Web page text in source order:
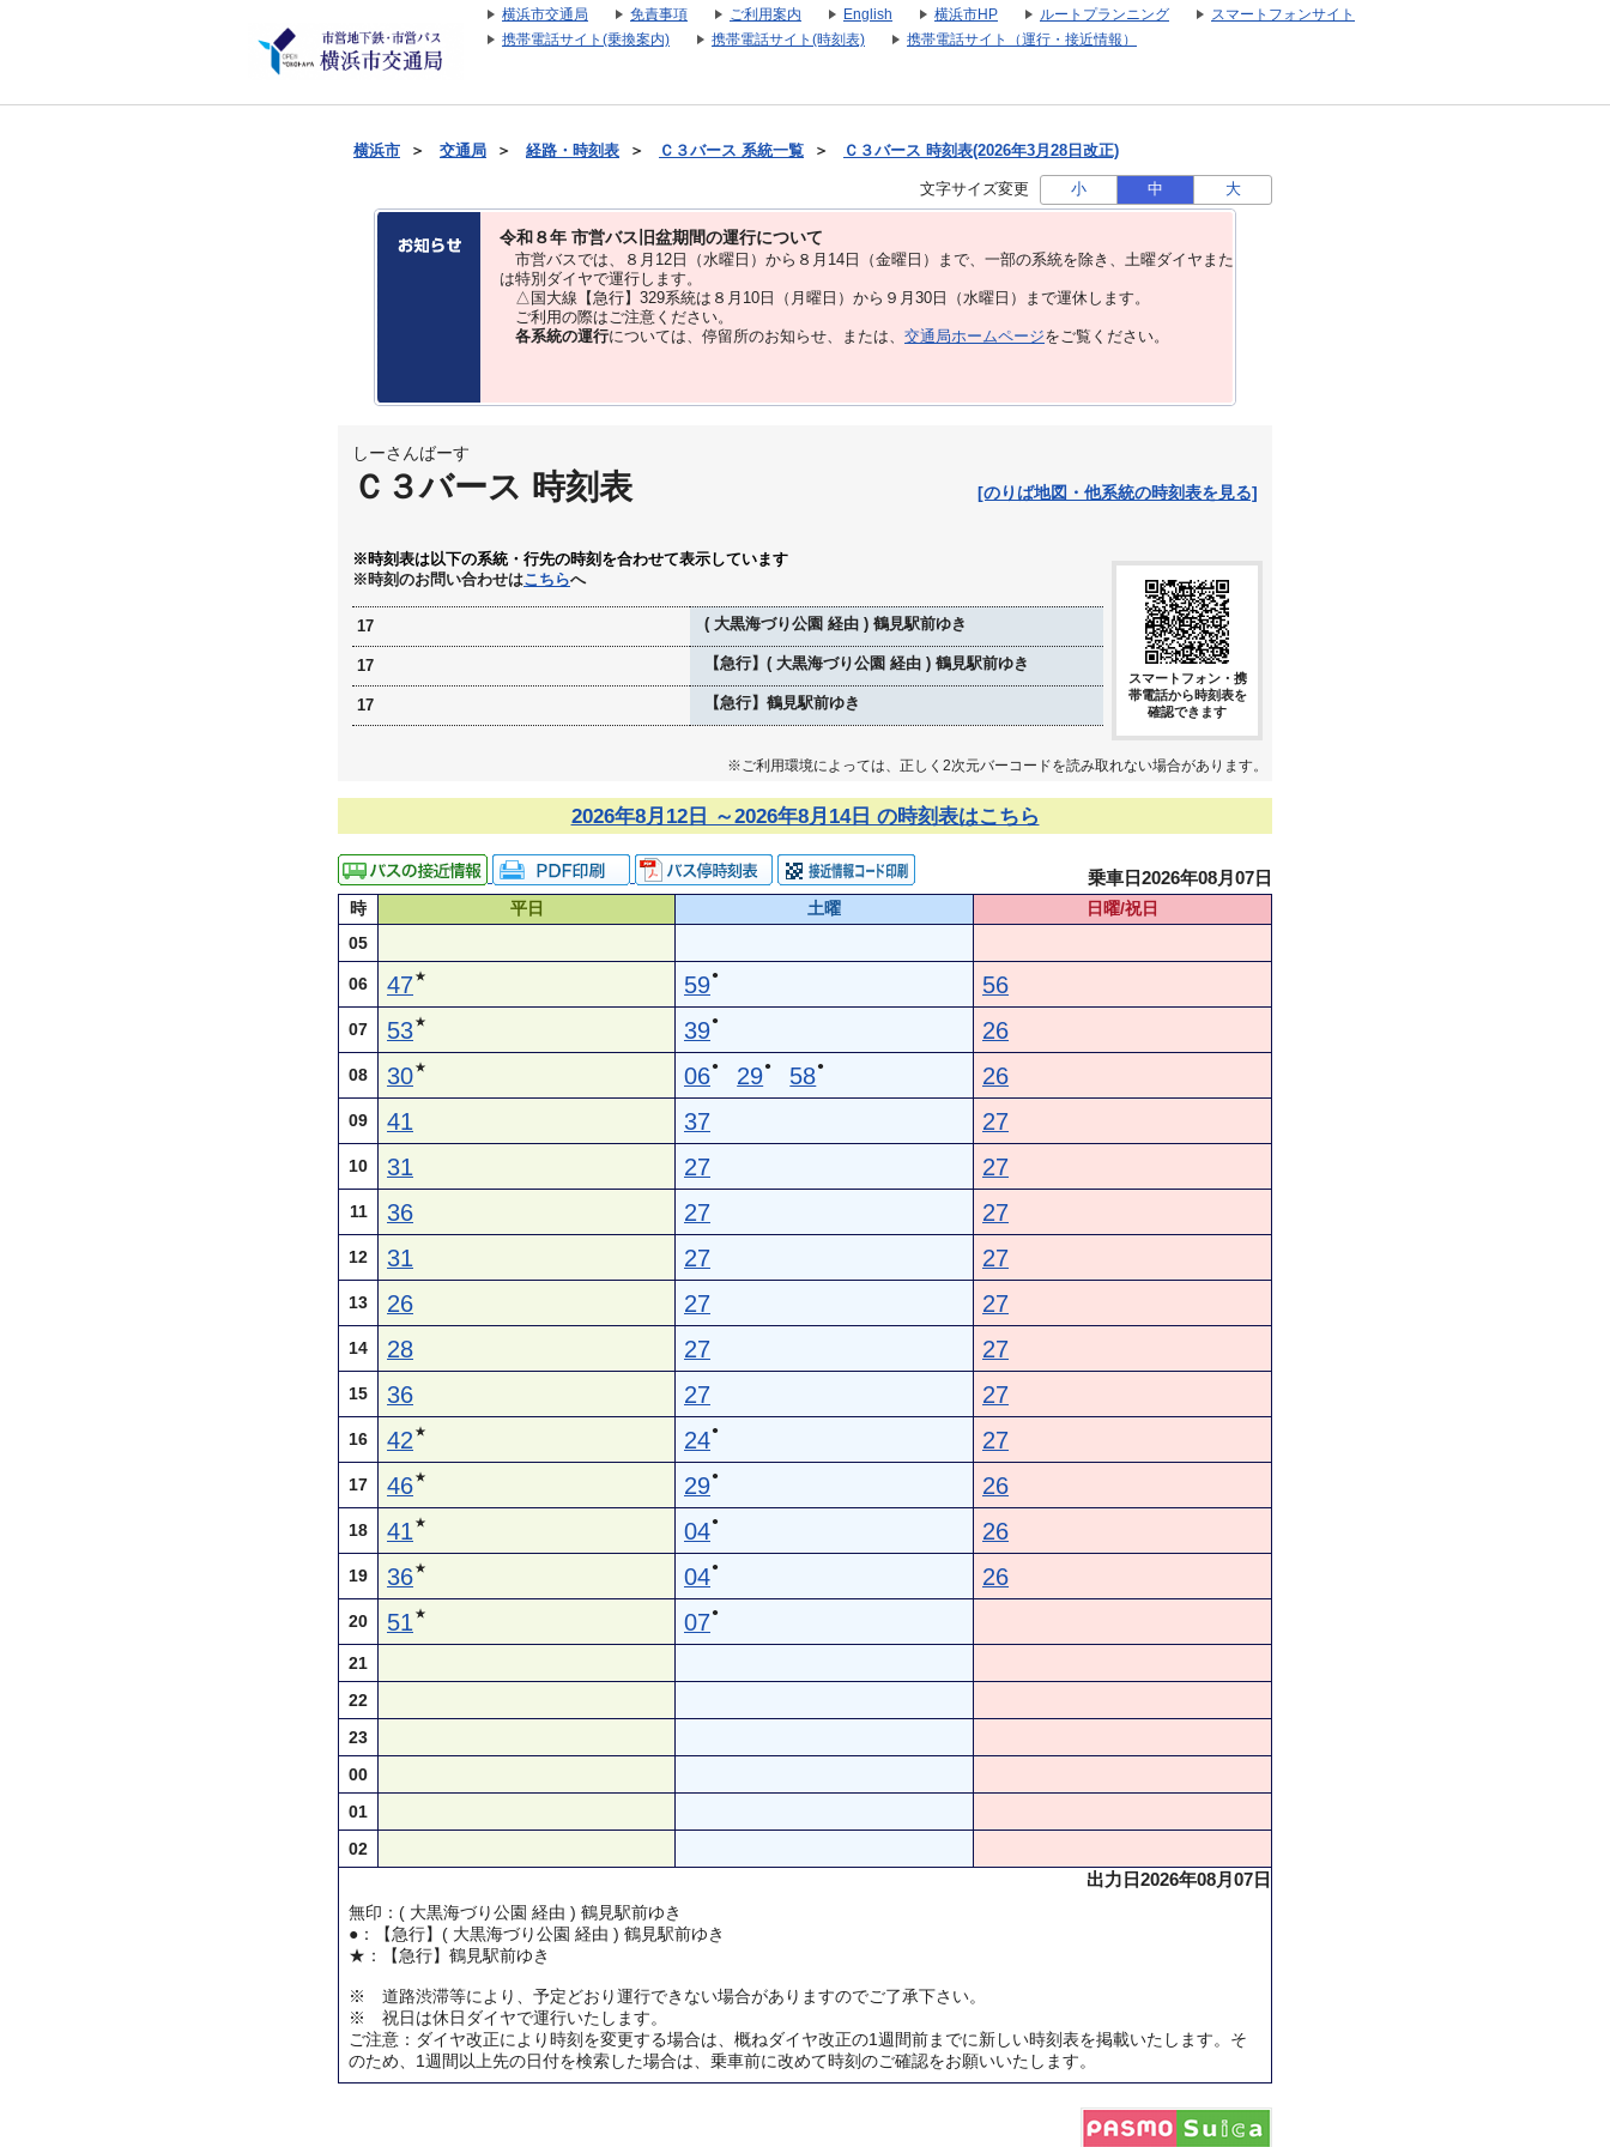
横浜市交通局 免責事項 ご利用案内 English 横浜市HP ルートプランニング
スマートフォンサイト
携帯電話サイト(乗換案内)
携帯電話サイト(時刻表) 携帯電話サイト（運行・接近情報）
横浜市 ＞ 交通局 ＞ 経路・時刻表 ＞ Ｃ３バース 系統一覧 ＞ Ｃ３バース 時刻表(2026年3月28日改正)
文字サイズ変更 小 中 大
令和８年 市営バス旧盆期間の運行について
市営バスでは、８⽉12⽇（水曜日）から８⽉14⽇（金曜日）まで、⼀部の系統を除き、⼟曜ダイヤまた
は特別ダイヤで運⾏します。
△国大線【急行】329系統は８月10日（月曜日）から９月30日（水曜日）まで運休します。
ご利用の際はご注意ください。
各系統の運行については、停留所のお知らせ、または、 交通局ホームページをご覧ください。
しーさんばーす
Ｃ３バース 時刻表 [のりば地図・他系統の時刻表を見る]
※時刻表は以下の系統・行先の時刻を合わせて表示しています
※時刻のお問い合わせはこちらへ
17 ( 大黒海づり公園 経由 ) 鶴見駅前ゆき
17 【急行】( 大黒海づり公園 経由 ) 鶴見駅前ゆき
17 【急行】鶴見駅前ゆき
スマートフォン・携
帯電話から時刻表を
確認できます
※ご利用環境によっては、正しく2次元バーコードを読み取れない場合があります。
2026年8月12日 ～2026年8月14日 の時刻表はこちら
乗車日2026年08月07日
時 平日 土曜
日曜/祝日
05
06 47★ 59● 56
07 53★ 39● 26
08 30★ 06● 29● 58● 26
09 41 37 27
10 31 27 27
11 36 27 27
12 31 27 27
13 26 27 27
14 28 27 27
15 36 27 27
16 42 ★ 24● 27
17 46★ 29● 26
18 41 ★ 04● 26
19 36★ 04● 26
20 51 ★ 07●
21
22
23
00
01
02
出力日2026年08月07日
無印：( 大黒海づり公園 経由 ) 鶴見駅前ゆき
●：【急行】( 大黒海づり公園 経由 ) 鶴見駅前ゆき
★：【急行】鶴見駅前ゆき
※ 道路渋滞等により、予定どおり運行できない場合がありますのでご了承下さい。
※ 祝日は休日ダイヤで運行いたします。
ご注意：ダイヤ改正により時刻を変更する場合は、概ねダイヤ改正の1週間前までに新しい時刻表を掲載いたします。そ
のため、1週間以上先の日付を検索した場合は、乗車前に改めて時刻のご確認をお願いいたします。